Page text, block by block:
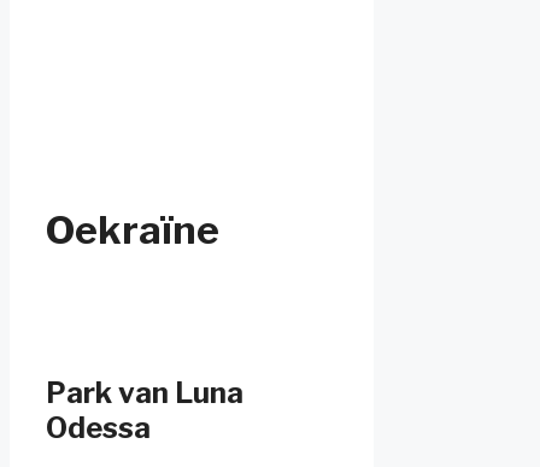
Oekraïne
Park van Luna
Odessa